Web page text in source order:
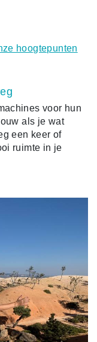
hoogtepunten
voor hun
als je wat
een keer of
ruimte in je